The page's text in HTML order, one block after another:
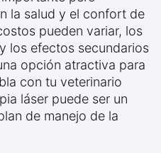
la salud y el confort de
pueden variar, los
los efectos secundarios
opción atractiva para
con tu veterinario
láser puede ser un
de manejo de la